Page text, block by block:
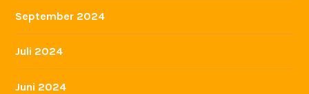
September 2024
Juli 2024
Juni 2024